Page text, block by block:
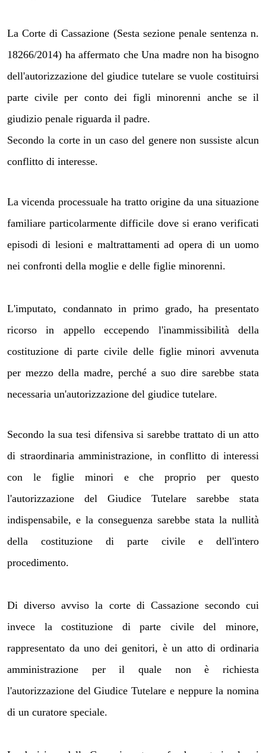
La Corte di Cassazione (Sesta sezione penale sentenza n.
18266/2014) ha affermato che Una madre non ha bisogno
dell'autorizzazione del giudice tutelare se vuole costituirsi
parte civile per conto dei figli minorenni anche se il
giudizio penale riguarda il padre.
Secondo la corte in un caso del genere non sussiste alcun
conflitto di interesse.
La vicenda processuale ha tratto origine da una situazione
familiare particolarmente difficile dove si erano verificati
episodi di lesioni e maltrattamenti ad opera di un uomo
nei confronti della moglie e delle figlie minorenni.
L'imputato, condannato in primo grado, ha presentato
ricorso in appello eccependo l'inammissibilità della
costituzione di parte civile delle figlie minori avvenuta
per mezzo della madre, perché a suo dire sarebbe stata
necessaria un'autorizzazione del giudice tutelare.
Secondo la sua tesi difensiva si sarebbe trattato di un atto
di straordinaria amministrazione, in conflitto di interessi
con le figlie minori e che proprio per questo
l'autorizzazione del Giudice Tutelare sarebbe stata
indispensabile, e la conseguenza sarebbe stata la nullità
della costituzione di parte civile e dell'intero
procedimento.
Di diverso avviso la corte di Cassazione secondo cui
invece la costituzione di parte civile del minore,
rappresentato da uno dei genitori, è un atto di ordinaria
amministrazione per il quale non è richiesta
l'autorizzazione del Giudice Tutelare e neppure la nomina
di un curatore speciale.